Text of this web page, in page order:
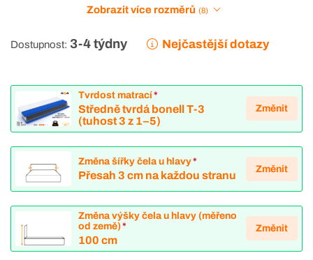
Zobrazit více rozměrů (8)
Dostupnost: 3-4 týdny Nejčastější dotazy
Tvrdost matrací*
Středně tvrdá bonell T-3
(tuhost 3 z 1–5)
Změnit
Změna šířky čela u hlavy*
Přesah 3 cm na každou stranu
Změnit
Změna výšky čela u hlavy (měřeno
od země)*
100 cm
Změnit